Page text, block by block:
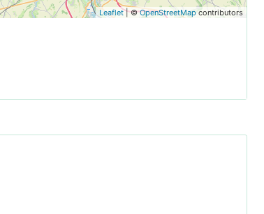
Leaflet| ©OpenStreetMapcontributors